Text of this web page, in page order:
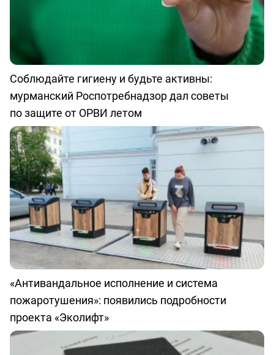
Соблюдайте гигиену и будьте активны:
мурманский Роспотребнадзор дал советы
по защите от ОРВИ летом
«Антивандальное исполнение и система
пожаротушения»: появились подробности
проекта «Эколифт»